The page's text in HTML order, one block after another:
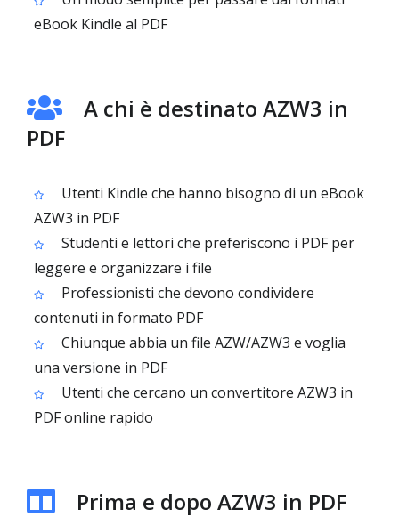
eBook Kindle al PDF
A chi è destinato AZW3 in
PDF
Utenti Kindle che hanno bisogno di un eBook
AZW3 in PDF
Studenti e lettori che preferiscono i PDF per
leggere e organizzare i file
Professionisti che devono condividere
contenuti in formato PDF
Chiunque abbia un file AZW/AZW3 e voglia
una versione in PDF
Utenti che cercano un convertitore AZW3 in
PDF online rapido
Prima e dopo AZW3 in PDF